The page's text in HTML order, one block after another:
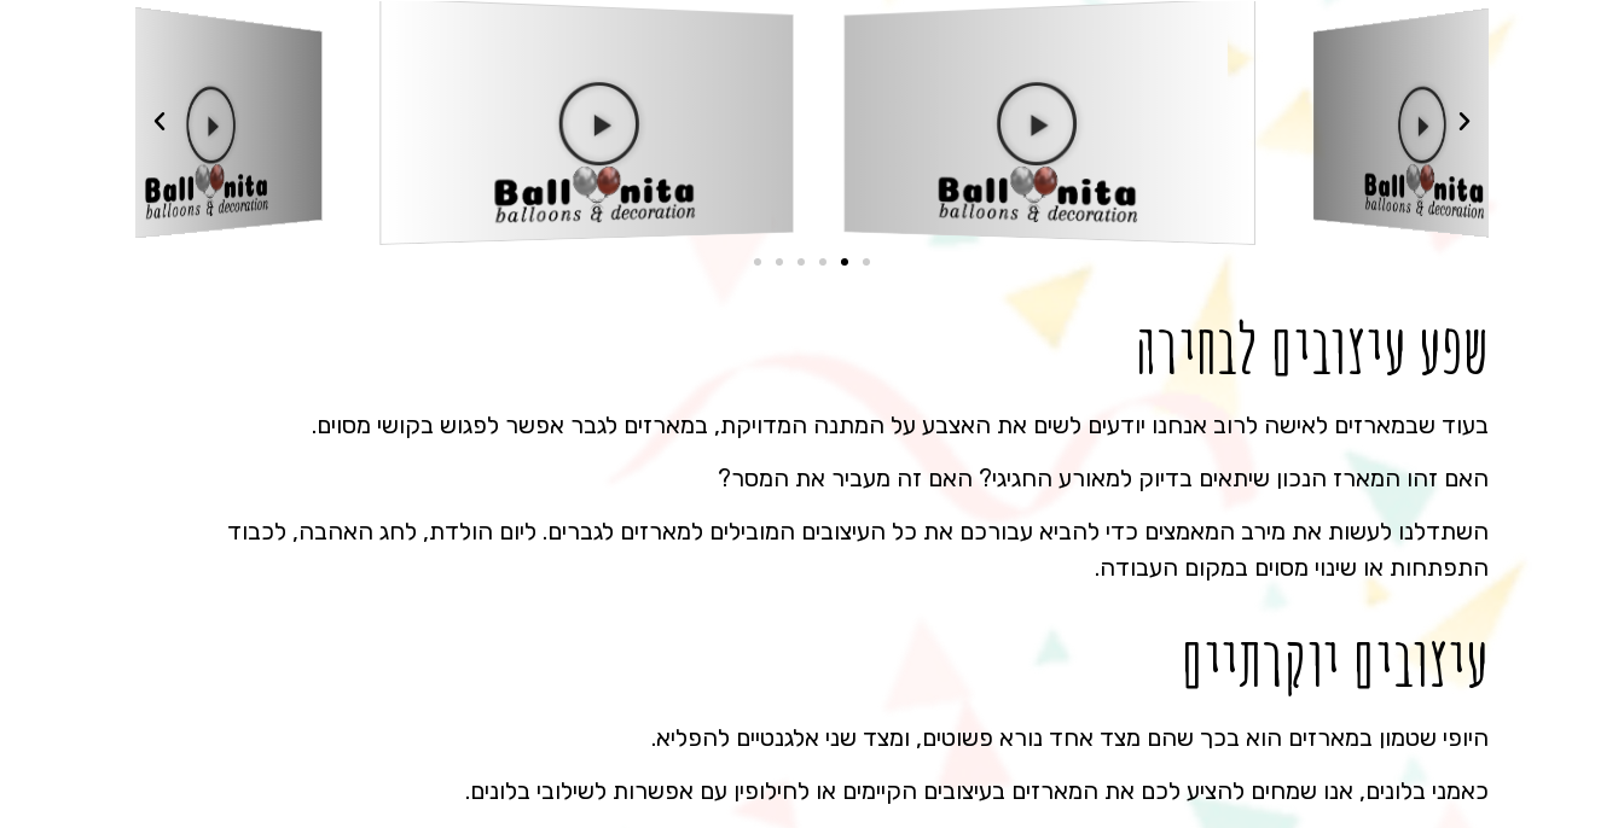
שפע עיצובים לבחירה
בעוד שבמארזים לאישה לרוב אנחנו יודעים לשים את האצבע על המתנה המדויקת, במארזים לגבר אפשר לפגוש בקושי מסוים.
האם זהו המארז הנכון שיתאים בדיוק למאורע החגיגי? האם זה מעביר את המסר?
השתדלנו לעשות את מירב המאמצים כדי להביא עבורכם את כל העיצובים המובילים למארזים לגברים. ליום הולדת, לחג האהבה, לכבוד
התפתחות או שינוי מסוים במקום העבודה.
עיצובים יוקרתיים
היופי שטמון במארזים הוא בכך שהם מצד אחד נורא פשוטים, ומצד שני אלגנטיים להפליא.
כאמני בלונים, אנו שמחים להציע לכם את המארזים בעיצובים הקיימים או לחילופין עם אפשרות לשילובי בלונים.